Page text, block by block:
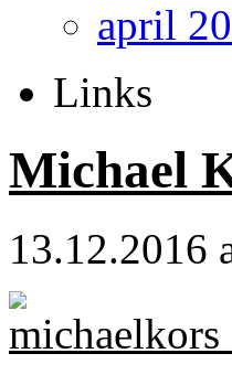
april
Links
Michael
13.12.2016